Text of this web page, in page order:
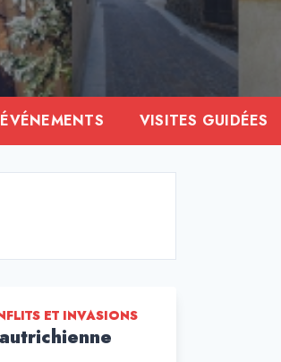
ÉVÉNEMENTS VISITES GUIDÉES
ET INVASIONS